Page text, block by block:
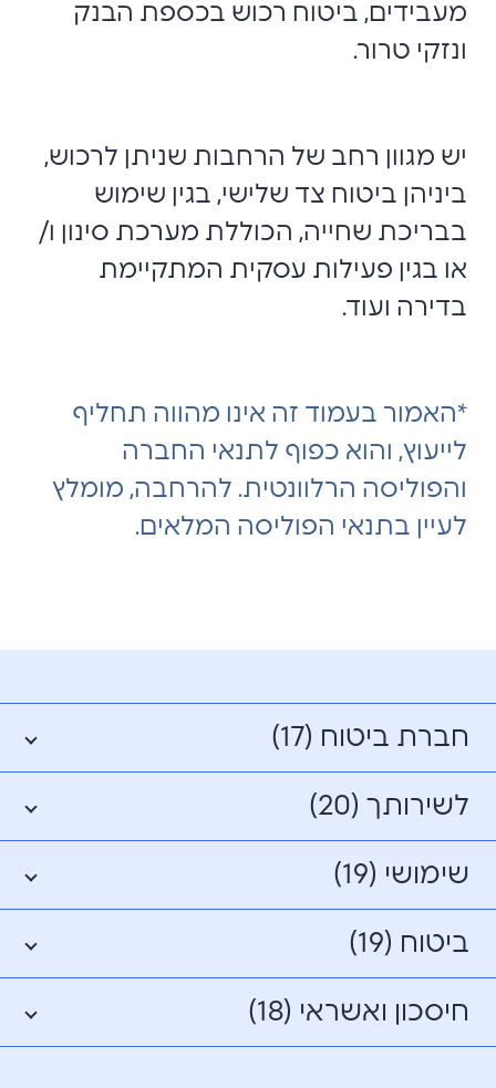
מעבידים, ביטוח רכוש בכספת הבנק
ונזקי טרור.
יש מגוון רחב של הרחבות שניתן לרכוש,
ביניהן ביטוח צד שלישי, בגין שימוש
בבריכת שחייה, הכוללת מערכת סינון ו/
או בגין פעילות עסקית המתקיימת
בדירה ועוד.
*האמור בעמוד זה אינו מהווה תחליף
לייעוץ, והוא כפוף לתנאי החברה
והפוליסה הרלוונטית. להרחבה, מומלץ
לעיין בתנאי הפוליסה המלאים.
חברת ביטוח (17)
לשירותך (20)
שימושי (19)
ביטוח (19)
חיסכון ואשראי (18)